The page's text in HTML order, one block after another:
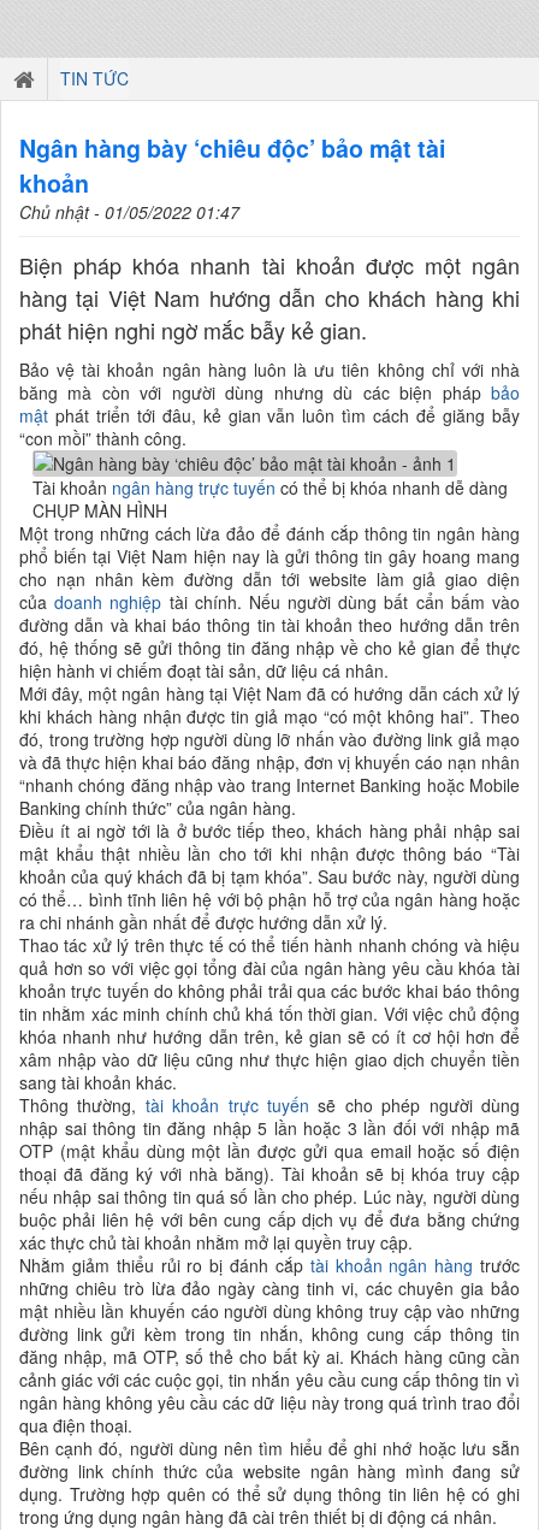
TIN TỨC
Ngân hàng bày ‘chiêu độc’ bảo mật tài
khoản
Chủ nhật - 01/05/2022 01:47
Biện pháp khóa nhanh tài khoản được một ngân
hàng tại Việt Nam hướng dẫn cho khách hàng khi
phát hiện nghi ngờ mắc bẫy kẻ gian.
Bảo vệ tài khoản ngân hàng luôn là ưu tiên không chỉ với nhà
băng mà còn với người dùng nhưng dù các biện pháp bảo
mật phát triển tới đâu, kẻ gian vẫn luôn tìm cách để giăng bẫy
“con mồi” thành công.
Tài khoản ngân hàng trực tuyến có thể bị khóa nhanh dễ dàng
CHỤP MÀN HÌNH
Một trong những cách lừa đảo để đánh cắp thông tin ngân hàng
phổ biến tại Việt Nam hiện nay là gửi thông tin gây hoang mang
cho nạn nhân kèm đường dẫn tới website làm giả giao diện
củadoanh nghiệp tài chính. Nếu người dùng bất cẩn bấm vào
đường dẫn và khai báo thông tin tài khoản theo hướng dẫn trên
đó, hệ thống sẽ gửi thông tin đăng nhập về cho kẻ gian để thực
hiện hành vi chiếm đoạt tài sản, dữ liệu cá nhân.
Mới đây, một ngân hàng tại Việt Nam đã có hướng dẫn cách xử lý
khi khách hàng nhận được tin giả mạo “có một không hai”. Theo
đó, trong trường hợp người dùng lỡ nhấn vào đường link giả mạo
và đã thực hiện khai báo đăng nhập, đơn vị khuyến cáo nạn nhân
“nhanh chóng đăng nhập vào trang Internet Banking hoặc Mobile
Banking chính thức” của ngân hàng.
Điều ít ai ngờ tới là ở bước tiếp theo, khách hàng phải nhập sai
mật khẩu thật nhiều lần cho tới khi nhận được thông báo “Tài
khoản của quý khách đã bị tạm khóa”. Sau bước này, người dùng
có thể… bình tĩnh liên hệ với bộ phận hỗ trợ của ngân hàng hoặc
ra chi nhánh gần nhất để được hướng dẫn xử lý.
Thao tác xử lý trên thực tế có thể tiến hành nhanh chóng và hiệu
quả hơn so với việc gọi tổng đài của ngân hàng yêu cầu khóa tài
khoản trực tuyến do không phải trải qua các bước khai báo thông
tin nhằm xác minh chính chủ khá tốn thời gian. Với việc chủ động
khóa nhanh như hướng dẫn trên, kẻ gian sẽ có ít cơ hội hơn để
xâm nhập vào dữ liệu cũng như thực hiện giao dịch chuyển tiền
sang tài khoản khác.
Thông thường, tài khoản trực tuyến sẽ cho phép người dùng
nhập sai thông tin đăng nhập 5 lần hoặc 3 lần đối với nhập mã
OTP (mật khẩu dùng một lần được gửi qua email hoặc số điện
thoại đã đăng ký với nhà băng). Tài khoản sẽ bị khóa truy cập
nếu nhập sai thông tin quá số lần cho phép. Lúc này, người dùng
buộc phải liên hệ với bên cung cấp dịch vụ để đưa bằng chứng
xác thực chủ tài khoản nhằm mở lại quyền truy cập.
Nhằm giảm thiểu rủi ro bị đánh cắptài khoản ngân hàng trước
những chiêu trò lừa đảo ngày càng tinh vi, các chuyên gia bảo
mật nhiều lần khuyến cáo người dùng không truy cập vào những
đường link gửi kèm trong tin nhắn, không cung cấp thông tin
đăng nhập, mã OTP, số thẻ cho bất kỳ ai. Khách hàng cũng cần
cảnh giác với các cuộc gọi, tin nhắn yêu cầu cung cấp thông tin vì
ngân hàng không yêu cầu các dữ liệu này trong quá trình trao đổi
qua điện thoại.
Bên cạnh đó, người dùng nên tìm hiểu để ghi nhớ hoặc lưu sẵn
đường link chính thức của website ngân hàng mình đang sử
dụng. Trường hợp quên có thể sử dụng thông tin liên hệ có ghi
trong ứng dụng ngân hàng đã cài trên thiết bị di động cá nhân.